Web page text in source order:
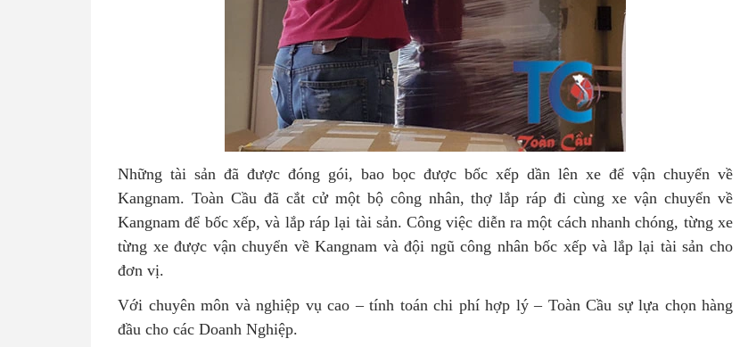
Những tài sản đã được đóng gói, bao bọc được bốc xếp dần lên xe để vận chuyển về
Kangnam. Toàn Cầu đã cắt cử một bộ công nhân, thợ lắp ráp đi cùng xe vận chuyển về
Kangnam để bốc xếp, và lắp ráp lại tài sản. Công việc diễn ra một cách nhanh chóng, từng xe
từng xe được vận chuyển về Kangnam và đội ngũ công nhân bốc xếp và lắp lại tài sản cho
đơn vị.
Với chuyên môn và nghiệp vụ cao – tính toán chi phí hợp lý – Toàn Cầu sự lựa chọn hàng
đầu cho các Doanh Nghiệp.